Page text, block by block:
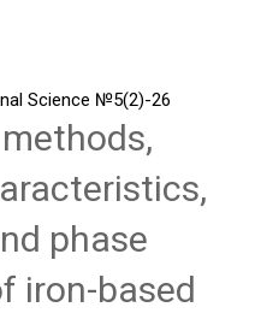
Science №5(2)-26
phase
iron-based